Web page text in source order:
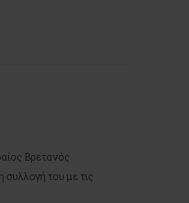
Βρετανός
συλλογή του με τις